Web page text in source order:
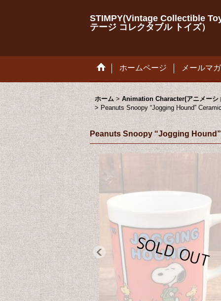
STIMPY(Vintage Collectible
テージ コレクタブル トイズ）
ホームページ メールマ
ホーム > Animation Character(アニメーシ
> Peanuts Snoopy “Jogging Hound”
Peanuts Snoopy “Jogging